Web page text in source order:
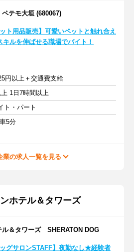
テモ大垣 (680067)
ット用品販売】可愛いペットと触れ合え
キルを伸ばせる職場でバイト！
円以上＋交通費支給
1日7時間以上
ト・パート
5分
業の求人一覧を見る
ホテル＆タワーズ
ル＆タワーズ SHERATON DOG
ッグサロンSTAFF】夜勤なし★経験者